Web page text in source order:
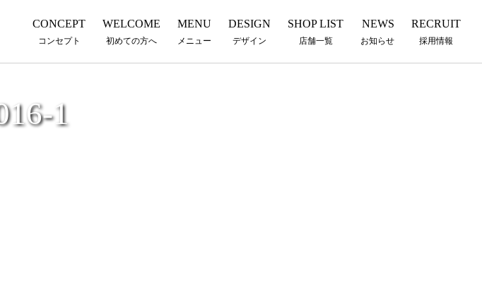
CONCEPT
コンセプト
WELCOME
初めての方へ
MENU
メニュー
DESIGN
デザイン
SHOP LIST
店舗一覧
NEWS
お知らせ
RECRUIT
採用情報
1